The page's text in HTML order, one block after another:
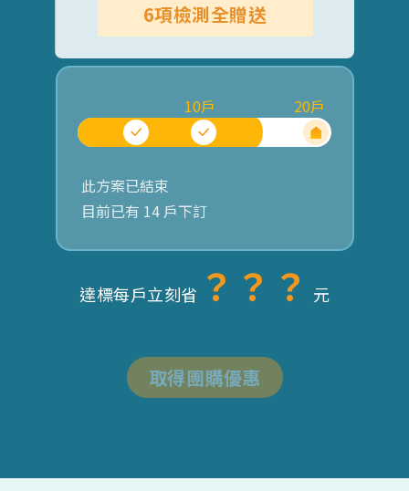
6項檢測全贈送
10戶 20戶
此方案已結束
目前已有 14戶下訂
達標每戶立刻省 ？？？ 元
取得團購優惠